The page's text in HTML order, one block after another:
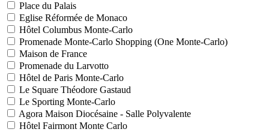
Place du Palais
Eglise Réformée de Monaco
Hôtel Columbus Monte-Carlo
Promenade Monte-Carlo Shopping (One Monte-Carlo)
Maison de France
Promenade du Larvotto
Hôtel de Paris Monte-Carlo
Le Square Théodore Gastaud
Le Sporting Monte-Carlo
Agora Maison Diocésaine - Salle Polyvalente
Hôtel Fairmont Monte Carlo